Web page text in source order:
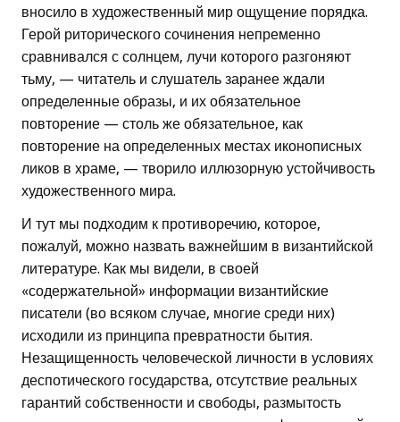
вносило в художественный мир ощущение порядка.
Герой риторического сочинения непременно
сравнивался с солнцем, лучи которого разгоняют
тьму, — читатель и слушатель заранее ждали
определенные образы, и их обязательное
повторение — столь же обязательное, как
повторение на определенных местах иконописных
ликов в храме, — творило иллюзорную устойчивость
художественного мира.
И тут мы подходим к противоречию, которое,
пожалуй, можно назвать важнейшим в византийской
литературе. Как мы видели, в своей
«содержательной» информации византийские
писатели (во всяком случае, многие среди них)
исходили из принципа превратности бытия.
Незащищенность человеческой личности в условиях
деспотического государства, отсутствие реальных
гарантий собственности и свободы, размытость